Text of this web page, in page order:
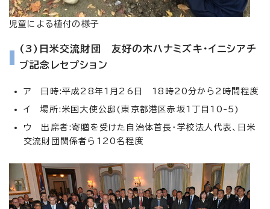
児童による植付の様子
(3)日米交流財団 友好の木ハナミズキ・イニシアチ
ブ記念レセプション
ア 日時:平成28年1月26日 18時20分から2時間程度
イ 場所:米国大使公邸(東京都港区赤坂1丁目10-5)
ウ 出席者:寄贈を受けた自治体首長・学校法人代表、日米
交流財団関係者ら120名程度